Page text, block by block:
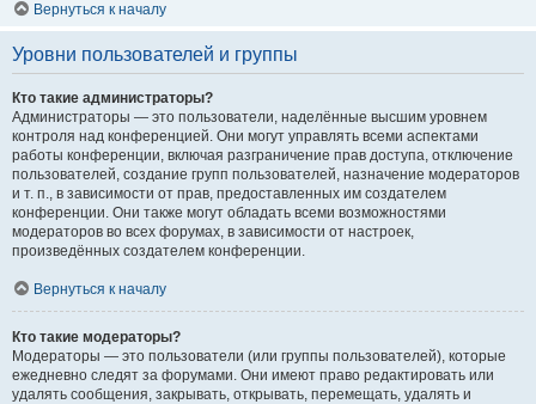
Вернуться к началу
Уровни пользователей и группы
Кто такие администраторы?
Администраторы — это пользователи, наделённые высшим уровнем
контроля над конференцией. Они могут управлять всеми аспектами
работы конференции, включая разграничение прав доступа, отключение
пользователей, создание групп пользователей, назначение модераторов
и т. п., в зависимости от прав, предоставленных им создателем
конференции. Они также могут обладать всеми возможностями
модераторов во всех форумах, в зависимости от настроек,
произведённых создателем конференции.
Вернуться к началу
Кто такие модераторы?
Модераторы — это пользователи (или группы пользователей), которые
ежедневно следят за форумами. Они имеют право редактировать или
удалять сообщения, закрывать, открывать, перемещать, удалять и